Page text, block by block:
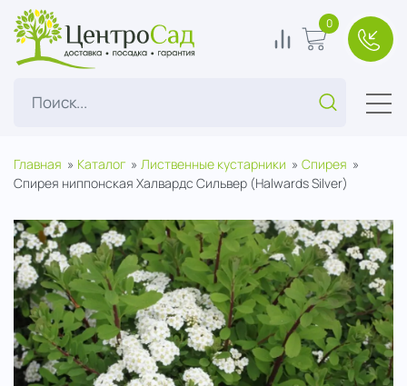
ЦентроСад
Поиск...
0 В корзину
0
Главная Каталог Лиственные кустарники
Спирея
Спирея ниппонская Халвардс Сильвер (Halwards Silver)